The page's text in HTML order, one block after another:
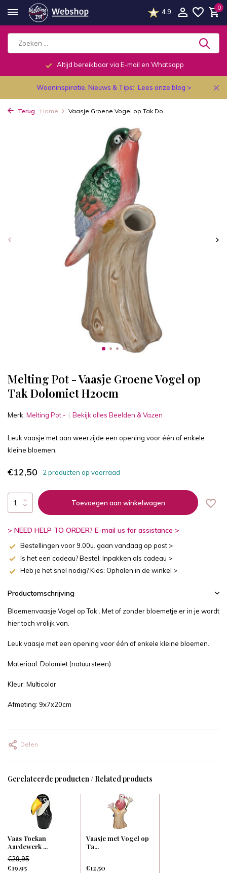
4.9
0
Altijd bereikbaar via E-mail en Whatsapp
Wooninspiratie, Nieuws & Tips: Lees onze blog >
Terug Home Vaasje Groene Vogel op Tak Do...
Melting Pot - Vaasje Groene Vogel op
Tak Dolomiet H20cm
Merk: Melting Pot - Bekijk alles Beelden & Vazen
Leuk vaasje met aan weerzijde een opening voor één of enkele
kleine bloemen.
€12,50 2 producten op voorraad
Toevoegen aan winkelwagen
> NEED HELP TO ORDER? E-mail us for assistance >
Bestellingen voor 9.00u. gaan vandaag op post >
Is het een cadeau? Bestel: Inpakken als cadeau >
Heb je het snel nodig? Kies: Ophalen in de winkel >
Productomschrijving
Bloemenvaasje Vogel op Tak . Met of zonder bloemetje er in je wordt
hier toch vrolijk van.
Leuk vaasje met een opening voor één of enkele kleine bloemen.
Materiaal: Dolomiet (natuursteen)
Kleur: Multicolor
Afmeting: 9x7x20cm
Delen
Gerelateerde producten / Related products
Vaas Toekan
Aardewerk ...
€29,95
€19,95
Vaasje met Vogel op
Ta...
€12,50